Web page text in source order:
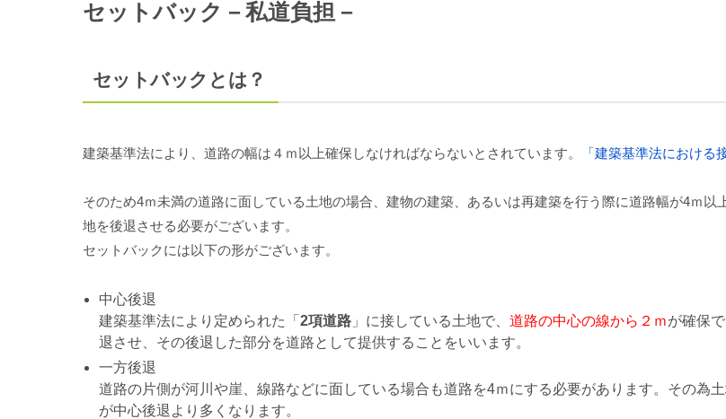
セットバック－私道負担－
セットバックとは？
建築基準法により、道路の幅は４ｍ以上確保しなければならないとされています。 「建築基準法における
そのため4ｍ未満の道路に面している土地の場合、建物の建築、あるいは再建築を行う際に道路幅が4ｍ以
地を後退させる必要がございます。
セットバックには以下の形がございます。
中心後退
建築基準法により定められた「 2項道路 」に接している土地で、 道路の中心の線から２ｍが確保
退させ、その後退した部分を道路として提供することをいいます。
一方後退
道路の片側が河川や崖、線路などに面している場合も道路を4ｍにする必要があります。その為
が中心後退より多くなります。